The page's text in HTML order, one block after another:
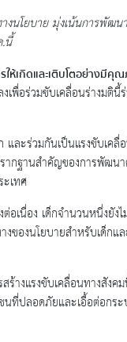
นโยบาย มุ่งเน้นการพัฒน
นี้
ห้เกิดและเติบโตอย่างมีคุ
พื่อร่วมขับเคลื่อนร่างมติ
ละร่วมกันเป็นแรงขับเค
กฐานสำคัญของการพัฒน
เทศ
อเนื่อง เด็กจำนวนหนึ่งยั
งของนโยบายสำหรับเด็ก
งแรงขับเคลื่อนทางสังค
ลอดภัยและเอื้อต่อกระบ